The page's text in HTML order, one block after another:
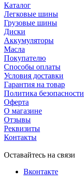
Каталог
Легковые шины
Грузовые шины
Диски
Аккумуляторы
Масла
Покупателю
Способы оплаты
Условия доставки
Гарантия на товар
Политика безопасности
Оферта
О магазине
Отзывы
Реквизиты
Контакты
Оставайтесь на связи
Вконтакте